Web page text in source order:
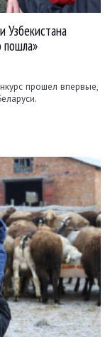
Узбекистана
пошла»
прошел впервые,